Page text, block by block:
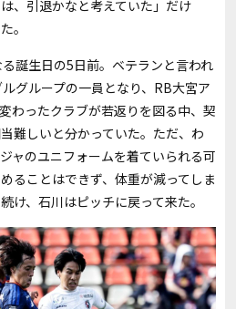
、引退かなと考えていた」だけ
。
誕生日の5日前。ベテランと言われ
グループの一員となり、RB大宮ア
わったクラブが若返りを図る中、契
難しいと分かっていた。ただ、わ
ャのユニフォームを着ていられる可
ることはできず、体重が減ってしま
け、石川はピッチに戻って来た。